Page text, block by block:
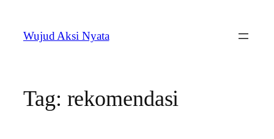
content
Wujud Aksi Nyata
Tag: rekomendasi